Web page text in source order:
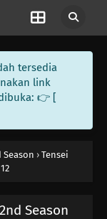
tersedia
link
👉 [
Season › Tensei
Season